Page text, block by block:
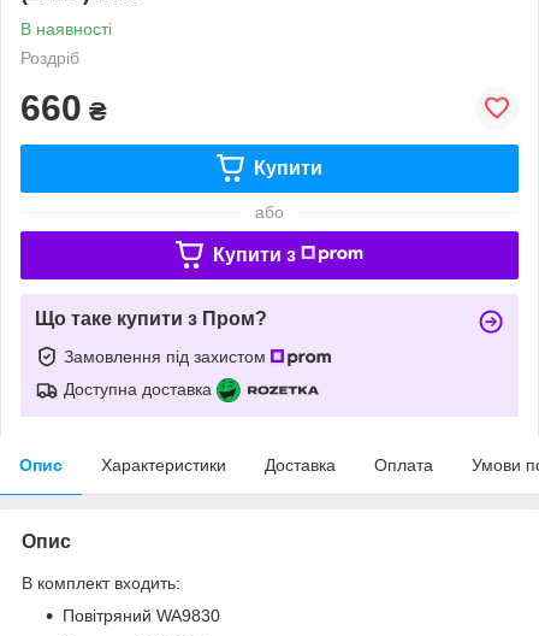
В наявності
Роздріб
660 ₴
Купити
або
Купити з
Що таке купити з Пром?
Замовлення під захистом
Доступна доставка
Опис Характеристики Доставка Оплата Умови
Опис
В комплект входить:
Повітряний WA9830